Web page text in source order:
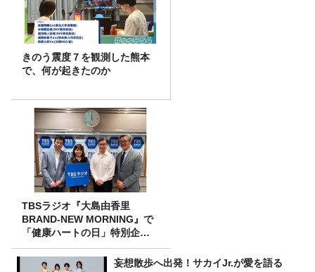
きのう震度７を観測した熊本
で、何が起きたのか
TBSラジオ『大島由香里
BRAND-NEW MORNING』で
「健康ハートの日」特別企画
を8/10（月）に放送
妄想散歩へ出発！サカイJr.が愛を語る